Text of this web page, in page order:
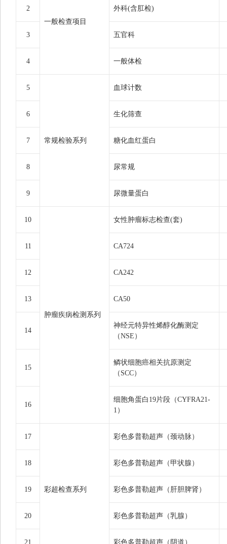
一般检查项目
2 外科(含肛检)
3 五官科
4 一般体检
5
常规检验系列
血球计数
6 生化筛查
7 糖化血红蛋白
8 尿常规
9 尿微量蛋白
10
肿瘤疾病检测系列
女性肿瘤标志检查(套)
11 CA724
12 CA242
13 CA50
14
神经元特异性烯醇化酶测定
（NSE）
15
鳞状细胞癌相关抗原测定
（SCC）
16
细胞角蛋白19片段（CYFRA21-
1）
17
彩超检查系列
彩色多普勒超声（颈动脉）
18 彩色多普勒超声（甲状腺）
19 彩色多普勒超声（肝胆脾肾）
20 彩色多普勒超声（乳腺）
21 彩色多普勒超声（阴道）